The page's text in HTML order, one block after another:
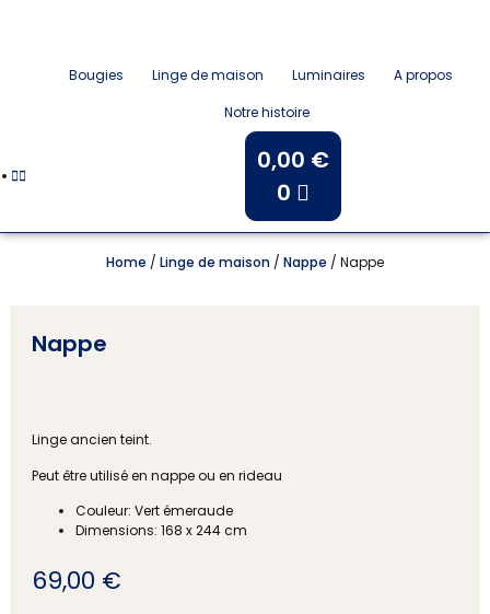
Bougies Linge de maison Luminaires
A propos
Notre histoire
0,00 €
0
Home / Linge de maison / Nappe / Nappe
Nappe
Linge ancien teint.
Peut être utilisé en nappe ou en rideau
Couleur: Vert émeraude
Dimensions: 168 x 244 cm
69,00 €